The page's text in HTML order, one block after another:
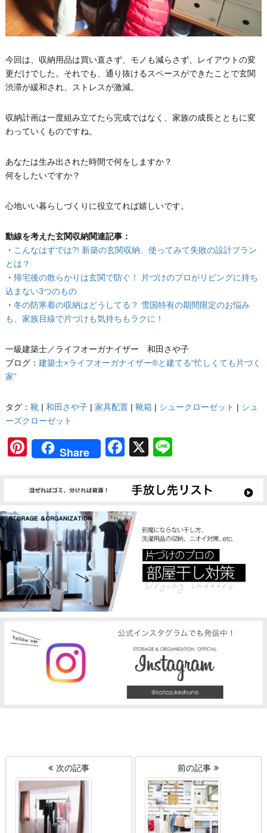
今回は、収納用品は買い直さず、モノも減らさず、レイアウトの変
更だけでした。それでも、通り抜けるスペースができたことで玄関
渋滞が緩和され、ストレスが激減。
収納計画は一度組み立てたら完成ではなく、家族の成長とともに変
わっていくものですね。
あなたは生み出された時間で何をしますか？
何をしたいですか？
心地いい暮らしづくりに役立てれば嬉しいです。
動線を考えた玄関収納関連記事：
・ こんなはずでは?! 新築の玄関収納、使ってみて失敗の設計プラン
とは？
・ 帰宅後の散らかりは玄関で防ぐ！ 片づけのプロがリビングに持ち
込まない3つのもの
・ 冬の防寒着の収納はどうしてる？ 雪国特有の期間限定のお悩み
も、家族目線で片づけも気持ちもラクに！
一級建築士／ライフオーガナイザー 和田さや子
ブログ： 建築士×ライフオーガナイザー®と建てる“忙しくても片づく
家”
タグ： 靴| 和田さや子| 家具配置| 靴箱| シュークローゼット | シュ
ーズクローゼット
Pinterest
Share Facebook
X
次の記事 前の記事